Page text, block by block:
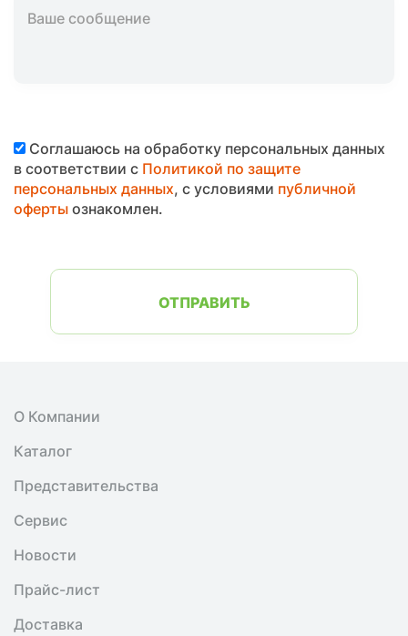
Соглашаюсь на обработку персональных данных
в соответствии с Политикой по защите
персональных данных, с условиями публичной
офертыознакомлен.
ОТПРАВИТЬ
О Компании
Каталог
Представительства
Сервис
Новости
Прайс-лист
Доставка